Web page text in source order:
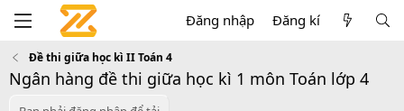
Đăng nhập Đăng kí
Đề thi giữa học kì II Toán 4
Ngân hàng đề thi giữa học kì 1 môn Toán lớp 4